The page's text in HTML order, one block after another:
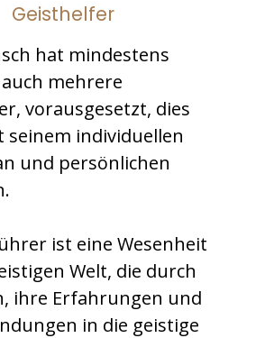
Geisthelfer
hat mindestens
mehrere
vorausgesetzt, dies
seinem individuellen
und persönlichen
ist eine Wesenheit
Welt, die durch
ihre Erfahrungen und
in die geistige